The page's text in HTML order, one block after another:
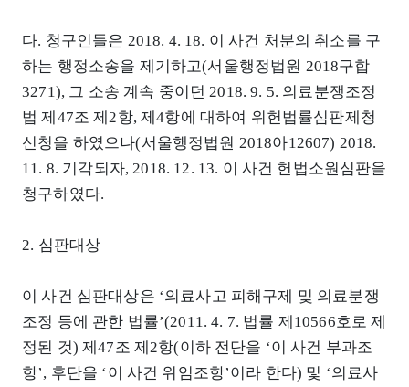
다. 청구인들은 2018. 4. 18. 이 사건 처분의 취소를 구
하는 행정소송을 제기하고(서울행정법원 2018구합
3271), 그 소송 계속 중이던 2018. 9. 5. 의료분쟁조정
법 제47조 제2항, 제4항에 대하여 위헌법률심판제청
신청을 하였으나(서울행정법원 2018아12607) 2018.
11. 8. 기각되자, 2018. 12. 13. 이 사건 헌법소원심판을
청구하였다.
2. 심판대상
이 사건 심판대상은 ‘의료사고 피해구제 및 의료분쟁
조정 등에 관한 법률’(2011. 4. 7. 법률 제10566호로 제
정된 것) 제47조 제2항(이하 전단을 ‘이 사건 부과조
항’, 후단을 ‘이 사건 위임조항’이라 한다) 및 ‘의료사